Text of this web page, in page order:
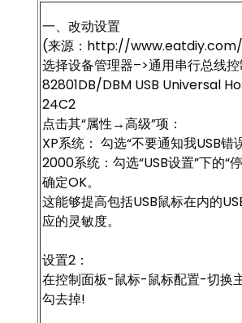
一、改动设置
(来源：http://
选择设备管理器–>通用串行总线
82801DB/DBM USB Universal
24C2
点击其“属性→高级”项：
XP系统： 勾选“不要通知我USB错
2000系统：勾选“USB设置”下的“
确定OK。
这能够提高包括USB鼠标在内的
应的灵敏度。
设置2：
在控制面板-鼠标-鼠标配置-切换
勾去掉!